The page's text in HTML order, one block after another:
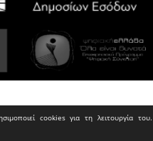
cookies για τη λειτουργία του.